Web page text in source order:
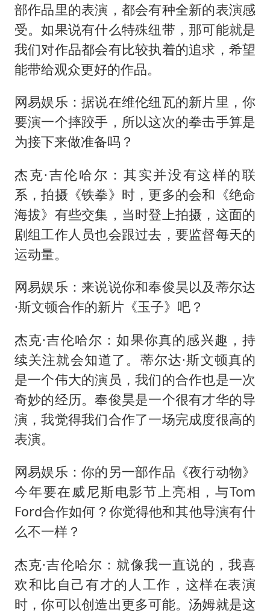
部作品里的表演，都会有种全新的表演感
受。如果说有什么特殊纽带，那可能就是
我们对作品都会有比较执着的追求，希望
能带给观众更好的作品。
网易娱乐：据说在维伦纽瓦的新片里，你
要演一个摔跤手，所以这次的拳击手算是
为接下来做准备吗？
杰克·吉伦哈尔：其实并没有这样的联
系，拍摄《铁拳》时，更多的会和《绝命
海拔》有些交集，当时登上拍摄，这面的
剧组工作人员也会跟过去，要监督每天的
运动量。
网易娱乐：来说说你和奉俊昊以及蒂尔达
·斯文顿合作的新片《玉子》吧？
杰克·吉伦哈尔：如果你真的感兴趣，持
续关注就会知道了。蒂尔达·斯文顿真的
是一个伟大的演员，我们的合作也是一次
奇妙的经历。奉俊昊是一个很有才华的导
演，我觉得我们合作了一场完成度很高的
表演。
网易娱乐：你的另一部作品《夜行动物》
今年要在威尼斯电影节上亮相，与Tom
Ford合作如何？你觉得他和其他导演有什
么不一样？
杰克·吉伦哈尔：就像我一直说的，我喜
欢和比自己有才的人工作，这样在表演
时，你可以创造出更多可能。汤姆就是这